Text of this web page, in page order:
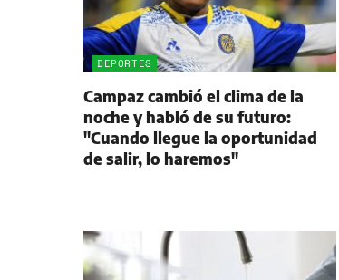
DEPORTES
Campaz cambió el clima de la
noche y habló de su futuro:
"Cuando llegue la oportunidad
de salir, lo haremos"